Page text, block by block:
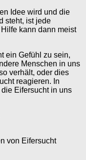
Idee wird und die
steht, ist jede
kann dann meist
ein Gefühl zu sein,
Menschen in uns
verhält, oder dies
reagieren. In
Eifersucht in uns
von Eifersucht